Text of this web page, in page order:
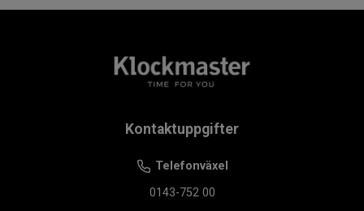
Kontaktuppgifter
Telefonväxel
0143-752 00